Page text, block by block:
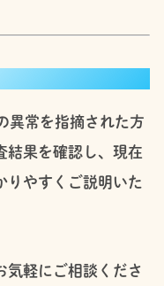
異常を指摘された方
結果を確認し、現在
りやすくご説明いた
気軽にご相談くださ